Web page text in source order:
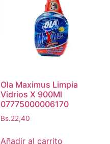
Ola Maximus Limpia
Vidrios X 900Ml
07775000006170
Bs.22,40
Añadir al carrito